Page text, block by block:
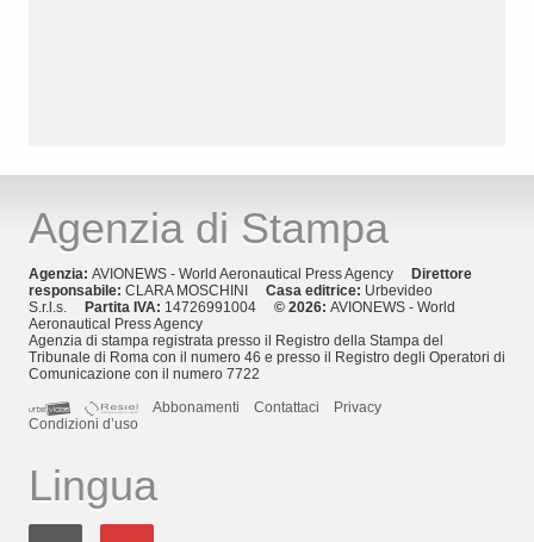
Agenzia di Stampa
Agenzia: AVIONEWS - World Aeronautical Press Agency
Direttore
responsabile: CLARA MOSCHINI Casa editrice: Urbevideo
S.r.l.s.
Partita IVA: 14726991004 © 2026: AVIONEWS - World
Aeronautical Press Agency
Agenzia di stampa registrata presso il Registro della Stampa del
Tribunale di Roma con il numero 46 e presso il Registro degli Operatori di
Comunicazione con il numero 7722
Abbonamenti
Contattaci
Privacy
Condizioni d’uso
Lingua